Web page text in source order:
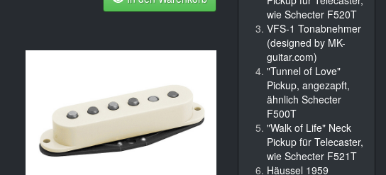
wie Schecter F520T
VFS-1 Tonabnehmer
(designed by MK-
guitar.com)
"Tunnel of Love"
Pickup, angezapft,
ähnlich Schecter
F500T
"Walk of Life" Neck
Pickup für Telecaster,
wie Schecter F521T
Häussel 1959